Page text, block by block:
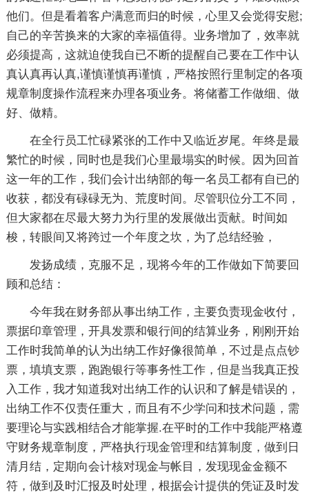
他们。但是看着客户满意而归的时候，心里又会觉得安慰;
自己的辛苦换来的大家的幸福值得。业务增加了，效率就
必须提高，这就迫使我自已不断的提醒自己要在工作中认
真认真再认真,谨慎谨慎再谨慎，严格按照行里制定的各项
规章制度操作流程来办理各项业务。将储蓄工作做细、做
好、做精。
在全行员工忙碌紧张的工作中又临近岁尾。年终是最
繁忙的时候，同时也是我们心里最塌实的时候。因为回首
这一年的工作，我们会计出纳部的每一名员工都有自已的
收获，都没有碌碌无为、荒度时间。尽管职位分工不同，
但大家都在尽最大努力为行里的发展做出贡献。时间如
梭，转眼间又将跨过一个年度之坎，为了总结经验，
发扬成绩，克服不足，现将今年的工作做如下简要回
顾和总结：
今年我在财务部从事出纳工作，主要负责现金收付，
票据印章管理，开具发票和银行间的结算业务，刚刚开始
工作时我简单的认为出纳工作好像很简单，不过是点点钞
票，填填支票，跑跑银行等事务性工作，但是当我真正投
入工作，我才知道我对出纳工作的认识和了解是错误的，
出纳工作不仅责任重大，而且有不少学问和技术问题，需
要理论与实践相结合才能掌握.在平时的工作中我能严格遵
守财务规章制度，严格执行现金管理和结算制度，做到日
清月结，定期向会计核对现金与帐目，发现现金金额不
符，做到及时汇报及时处理，根据会计提供的凭证及时发